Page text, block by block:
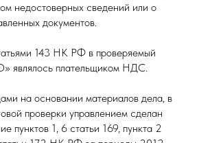
недостоверных сведений или о
документов.
143 НК РФ в проверяемый
плательщиком НДС.
на основании материалов дела, в
проверки управлением сделан
пунктов 1, 6 статьи 169, пункта 2